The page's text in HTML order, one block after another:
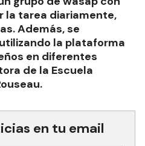
la tarea diariamente,
Además, se
la plataforma
en diferentes
de la Escuela
en tu email